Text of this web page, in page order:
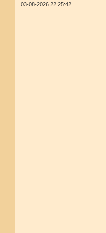
03-08-2026 22:25:42